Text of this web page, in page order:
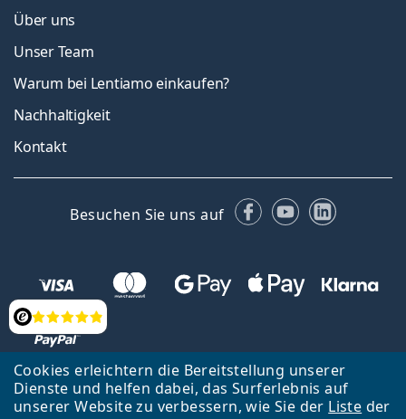
Cookies erleichtern die Bereitstellung unserer
Dienste und helfen dabei, das Surferlebnis auf
unserer Website zu verbessern, wie Sie der Liste der
Bewertung
Über uns
Unser Team
Warum bei Lentiamo einkaufen?
Nachhaltigkeit
Kontakt
Besuchen Sie uns auf Facebook
YouTubeLinkedIn
Zurück zur Hauptseite Nach oben